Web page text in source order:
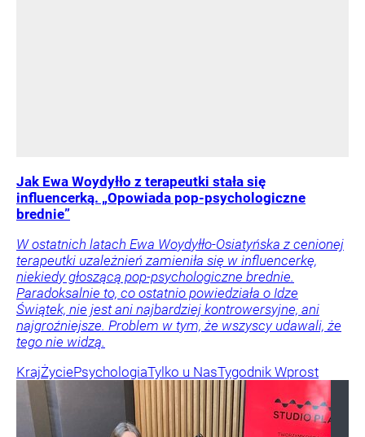
Jak Ewa Woydyłło z terapeutki stała się
influencerką. „Opowiada pop-psychologiczne
brednie”
W ostatnich latach Ewa Woydyłło-Osiatyńska z cenionej
terapeutki uzależnień zamieniła się w influencerkę,
niekiedy głoszącą pop-psychologiczne brednie.
Paradoksalnie to, co ostatnio powiedziała o Idze
Świątek, nie jest ani najbardziej kontrowersyjne, ani
najgroźniejsze. Problem w tym, że wszyscy udawali, że
tego nie widzą.
KrajŻyciePsychologiaTylko u NasTygodnik Wprost